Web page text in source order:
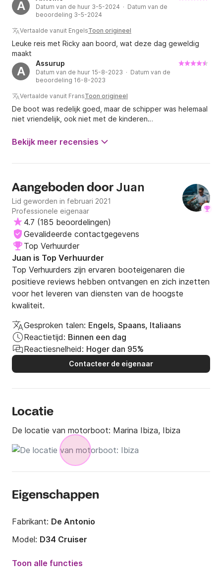
A
Datum van de huur 3-5-2024 · Datum van de
beoordeling 3-5-2024
Vertaalde vanuit EngelsToon origineel
Leuke reis met Ricky aan boord, wat deze dag geweldig
maakt
A
Assurup
Datum van de huur 15-8-2023 · Datum van de
beoordeling 16-8-2023
Vertaalde vanuit FransToon origineel
De boot was redelijk goed, maar de schipper was helemaal
niet vriendelijk, ook niet met de kinderen…
Bekijk meer recensies
Aangeboden door Juan
Lid geworden in februari 2021
Professionele eigenaar
4.7 (185 beoordelingen)
Gevalideerde contactgegevens
Top Verhuurder
Juan is Top Verhuurder
Top Verhuurders zijn ervaren booteigenaren die
positieve reviews hebben ontvangen en zich inzetten
voor het leveren van diensten van de hoogste
kwaliteit.
Gesproken talen: Engels, Spaans, Italiaans
Reactietijd: Binnen een dag
Reactiesnelheid: Hoger dan 95%
Contacteer de eigenaar
Locatie
De locatie van motorboot: Marina Ibiza, Ibiza
Eigenschappen
Fabrikant: De Antonio
Model: D34 Cruiser
Motorkracht:
600pk
Toon alle functies